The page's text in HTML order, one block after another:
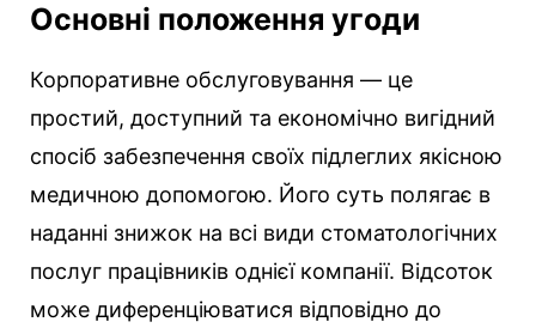
Основні положення угоди
Корпоративне обслуговування — це
простий, доступний та економічно вигідний
спосіб забезпечення своїх підлеглих якісною
медичною допомогою. Його суть полягає в
наданні знижок на всі види стоматологічних
послуг працівників однієї компанії. Відсоток
може диференціюватися відповідно до